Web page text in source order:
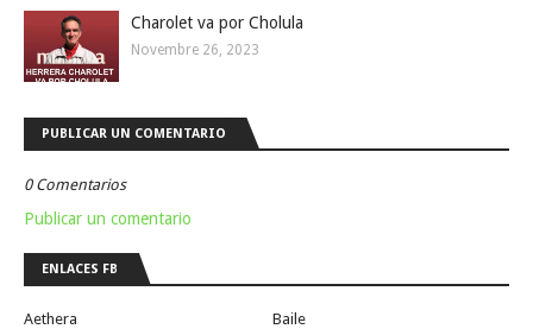
Charolet va por Cholula
Novembre 26, 2023
PUBLICAR UN COMENTARIO
0 Comentarios
Publicar un comentario
ENLACES FB
Aethera
Baile